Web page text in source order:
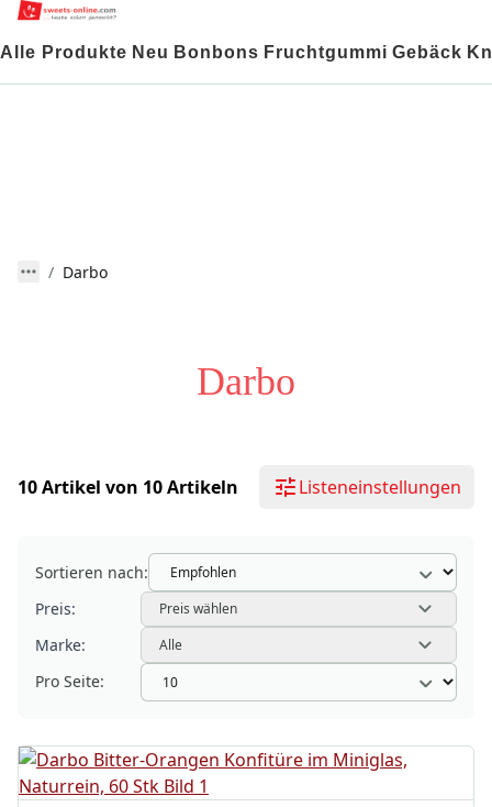
Alle Produkte Neu Bonbons Fruchtgummi Gebäck
Darbo
Darbo
10 Artikel von 10 Artikeln Listeneinstellungen
Sortieren nach:
Preis:
Preis wählen
Marke: Alle
Pro Seite: